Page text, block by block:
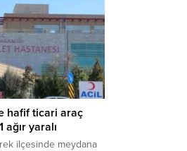
Merkezi – Şanlıurfa
Halkla İlişkiler
yapılan açıklamaya
hafif ticari araç
ağır yaralı
ilçesinde meydana